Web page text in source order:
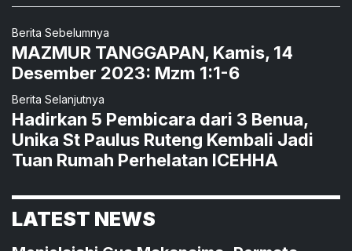
Berita Sebelumnya
MAZMUR TANGGAPAN, Kamis, 14
Desember 2023: Mzm 1:1-6
Berita Selanjutnya
Hadirkan 5 Pembicara dari 3 Benua,
Unika St Paulus Ruteng Kembali Jadi
Tuan Rumah Perhelatan ICEHHA
LATEST NEWS